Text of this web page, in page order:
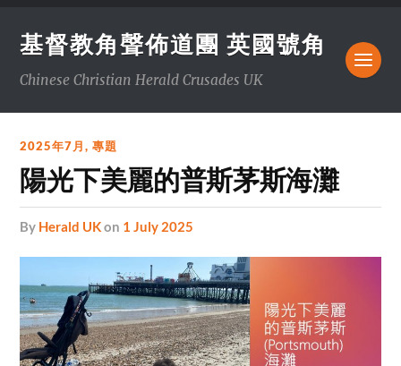
基督教角聲佈道團 英國號角
Chinese Christian Herald Crusades UK
2025年7月,專題
陽光下美麗的普斯茅斯海灘
by Herald UKon 1 July 2025